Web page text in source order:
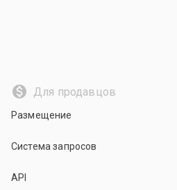
Для продавцов
Размещение
Система запросов
API